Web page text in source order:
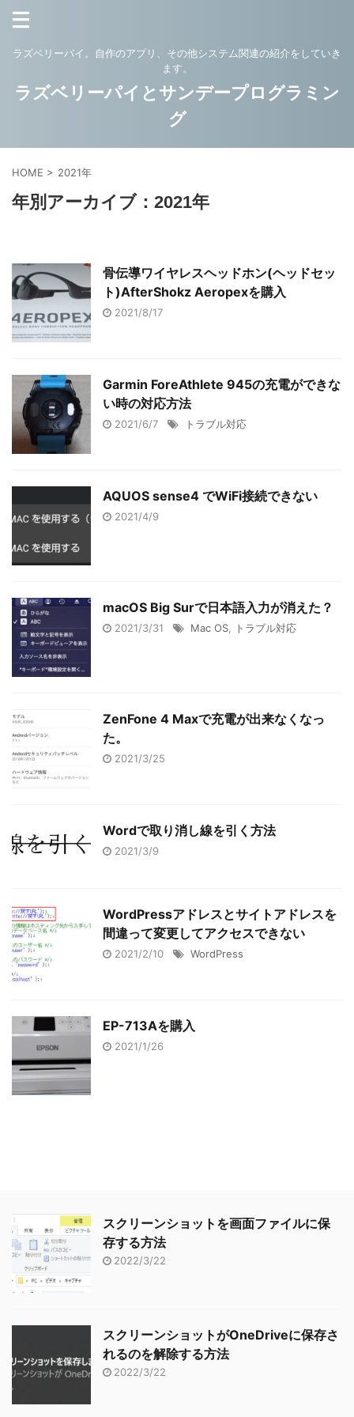
ラズベリーパイ。自作のアプリ、その他システム関連の紹介をしていき
ます。
ラズベリーパイとサンデープログラミン
グ
HOME > 2021年
年別アーカイブ：2021年
骨伝導ワイヤレスヘッドホン(ヘッドセッ
ト)AfterShokz Aeropexを購入
2021/8/17
Garmin ForeAthlete 945の充電ができな
い時の対応方法
2021/6/7 トラブル対応
AQUOS sense4 でWiFi接続できない
2021/4/9
macOS Big Surで日本語入力が消えた？
2021/3/31 Mac OS トラブル対応
ZenFone 4 Maxで充電が出来なくなっ
た。
2021/3/25
Wordで取り消し線を引く方法
2021/3/9
WordPressアドレスとサイトアドレスを
間違って変更してアクセスできない
2021/2/10 WordPress
EP-713Aを購入
2021/1/26
スクリーンショットを画面ファイルに保
存する方法
2022/3/22
スクリーンショットがOneDriveに保存さ
れるのを解除する方法
2022/3/22